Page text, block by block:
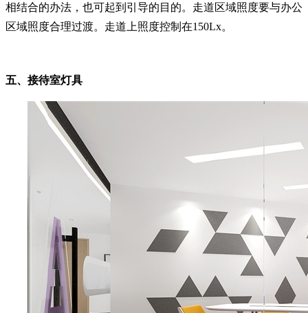
相结合的办法，也可起到引导的目的。走道区域照度要与办公
区域照度合理过渡。走道上照度控制在150Lx。
五、接待室灯具